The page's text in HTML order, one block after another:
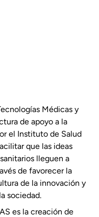
Médicas y
de apoyo a la
el Instituto de Salud
que las ideas
lleguen a
de favorecer la
de la innovación y
sociedad.
es la creación de